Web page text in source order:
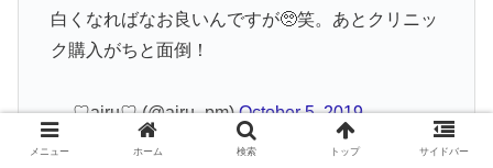
白くなればなお良いんですが🥺笑。あとクリニッ
ク購入がちと面倒！
— ♡airu♡ (@airu_pm)October 5, 2019
メニュー ホーム 検索 トップ サイドバー